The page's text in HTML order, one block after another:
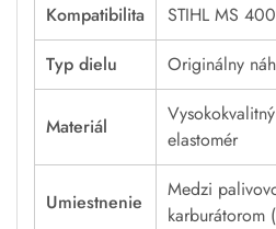
Kompatibilita
STIHL MS
Typ dielu
Originálny
Materiál
elastomér
Umiestnenie
Medzi
karburátorom